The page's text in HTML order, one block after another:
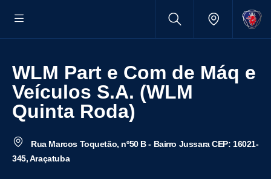
WLM Part e Com de Máq e
Veículos S.A. (WLM
Quinta Roda)
Rua Marcos Toquetão, nº50 B - Bairro Jussara CEP: 16021-
345, Araçatuba